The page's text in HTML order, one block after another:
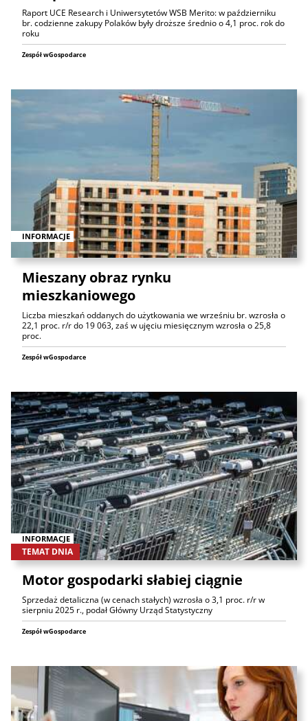
Raport UCE Research i Uniwersytetów WSB Merito: w październiku
br. codzienne zakupy Polaków były droższe średnio o 4,1 proc. rok do
roku
Zespół wGospodarce
INFORMACJE
Mieszany obraz rynku
mieszkaniowego
Liczba mieszkań oddanych do użytkowania we wrześniu br. wzrosła o
22,1 proc. r/r do 19 063, zaś w ujęciu miesięcznym wzrosła o 25,8
proc.
Zespół wGospodarce
INFORMACJE
TEMAT DNIA
Motor gospodarki słabiej ciągnie
Sprzedaż detaliczna (w cenach stałych) wzrosła o 3,1 proc. r/r w
sierpniu 2025 r., podał Główny Urząd Statystyczny
Zespół wGospodarce